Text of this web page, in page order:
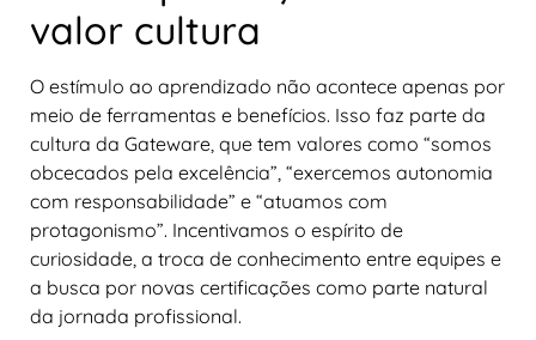
valor cultura
O estímulo ao aprendizado não acontece apenas por
meio de ferramentas e benefícios. Isso faz parte da
cultura da Gateware, que tem valores como “somos
obcecados pela excelência”, “exercemos autonomia
com responsabilidade” e “atuamos com
protagonismo”. Incentivamos o espírito de
curiosidade, a troca de conhecimento entre equipes e
a busca por novas certificações como parte natural
da jornada profissional.